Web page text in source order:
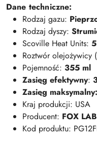
Dane techniczne:
Rodzaj gazu:
Rodzaj dyszy:
Scoville Heat Units:
Roztwór olejożywicy
Pojemność: 355 ml
Zasięg efektywny:
Zasięg
Kraj produkcji: USA
Producent: FOX
Kod produktu: